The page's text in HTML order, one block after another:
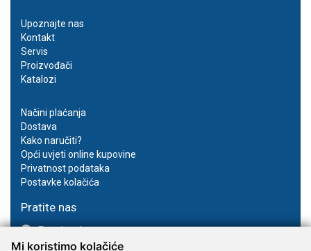
Mi koristimo kolačiće
Upoznajte nas
Kontakt
Servis
Proizvođači
Katalozi
Načini plaćanja
Dostava
Kako naručiti?
Opći uvjeti online kupovine
Privatnost podataka
Postavke kolačića
Pratite nas
Facebook
Instagram